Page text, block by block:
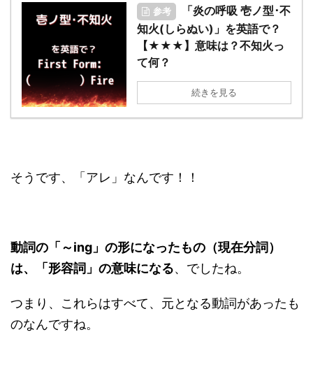
参考
「炎の呼吸 壱ノ型･不
知火(しらぬい)」を英語で？
【★★★】意味は？不知火っ
て何？
続きを見る
そうです、「アレ」なんです！！
動詞の「～ing」の形になったもの（現在分詞）
は、「形容詞」の意味になる、でしたね。
つまり、これらはすべて、元となる動詞があったも
のなんですね。